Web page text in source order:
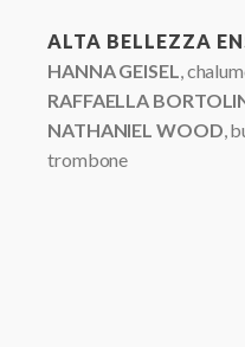
ALTA BELLEZZA
HANNA GEISEL,
RAFFAELLA
NATHANIEL WOOD,
trombone